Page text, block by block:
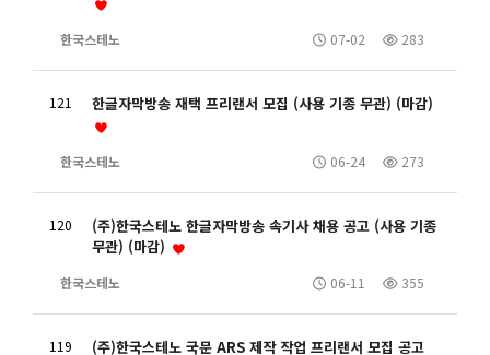
한국스테노 283
07-02
121 한글자막방송 재택 프리랜서 모집 (사용 기종 무관) (마감)
한국스테노 273
06-24
120
(주)한국스테노 한글자막방송 속기사 채용 공고 (사용 기종
무관) (마감)
한국스테노 355
06-11
119
(주)한국스테노 국문 ARS 제작 작업 프리랜서 모집 공고